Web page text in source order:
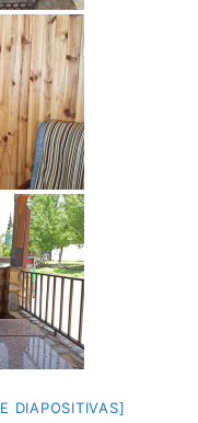
DIAPOSITIVAS]